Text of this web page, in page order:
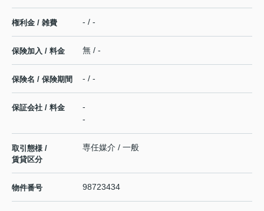
権利金 / 雑費 - / -
保険加入 / 料金 無 / -
保険名 / 保険期間 - / -
保証会社 / 料金
-
-
取引態様 /
賃貸区分
専任媒介 / 一般
物件番号 98723434